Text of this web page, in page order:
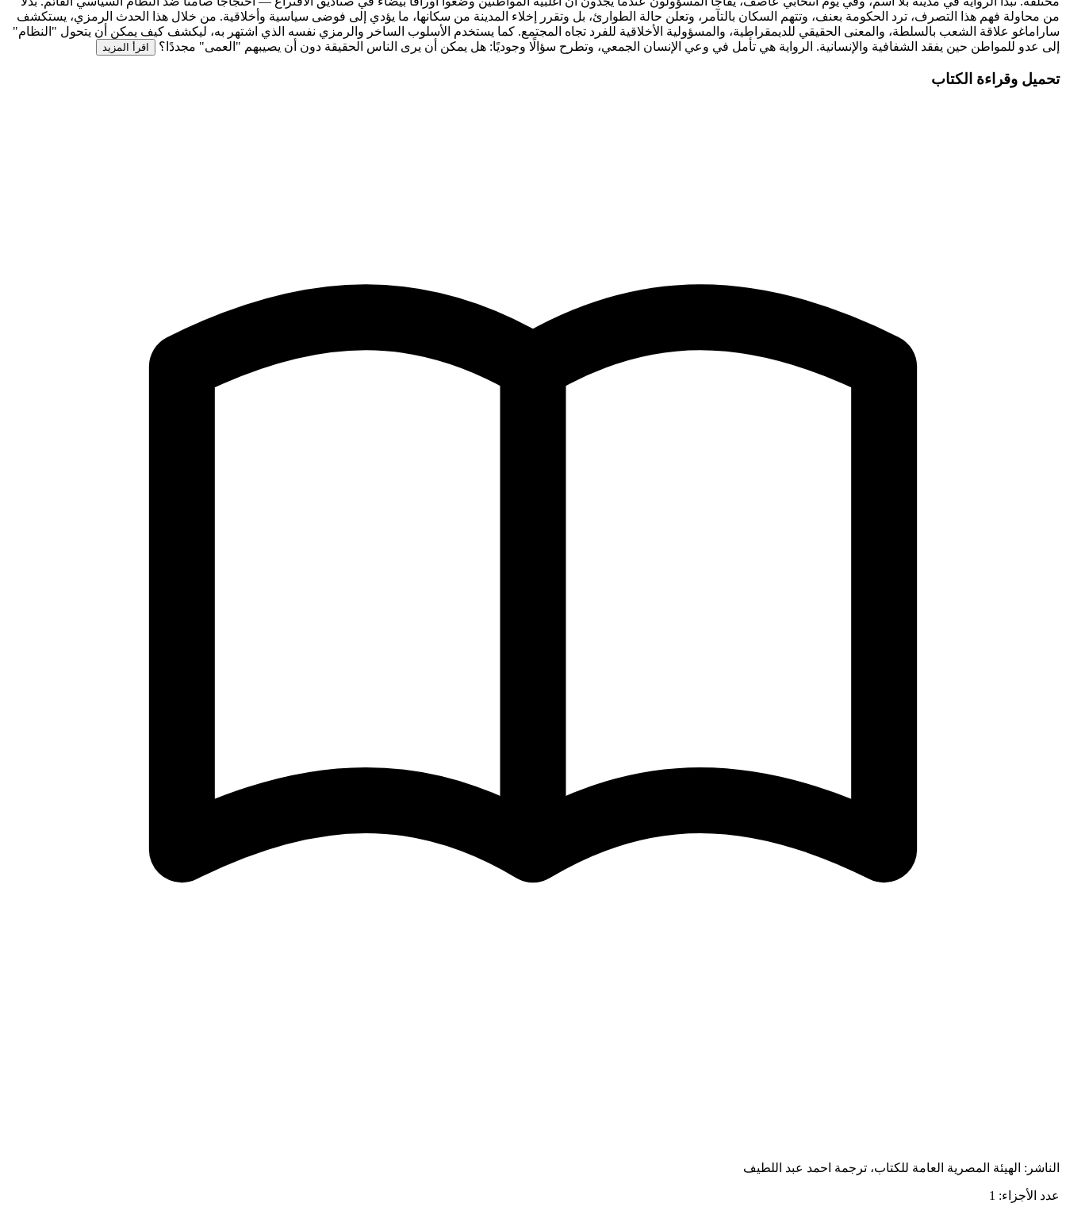
من محاولة فهم هذا التصرف، ترد الحكومة بعنف، وتتهم السكان بالتآمر، وتعلن حالة الطوارئ، بل وتقرر إخلاء المدينة من سكانها، ما يؤدي إلى فوضى سياسية وأخلاقية. من خلال هذا الحدث الرمزي، يستكشف
ساراماغو علاقة الشعب بالسلطة، والمعنى الحقيقي للديمقراطية، والمسؤولية الأخلاقية للفرد تجاه المجتمع. كما يستخدم الأسلوب الساخر والرمزي نفسه الذي اشتهر به، ليكشف كيف يمكن أن يتحول "النظام"
إلى عدو للمواطن حين يفقد الشفافية والإنسانية. الرواية هي تأمل في وعي الإنسان الجمعي، وتطرح سؤالًا وجوديًا: هل يمكن أن يرى الناس الحقيقة دون أن يصيبهم "العمى" مجددًا؟
اقرأ المزيد
تحميل وقراءة الكتاب
الناشر: الهيئة المصرية العامة للكتاب، ترجمة احمد عبد اللطيف
عدد الأجزاء: 1